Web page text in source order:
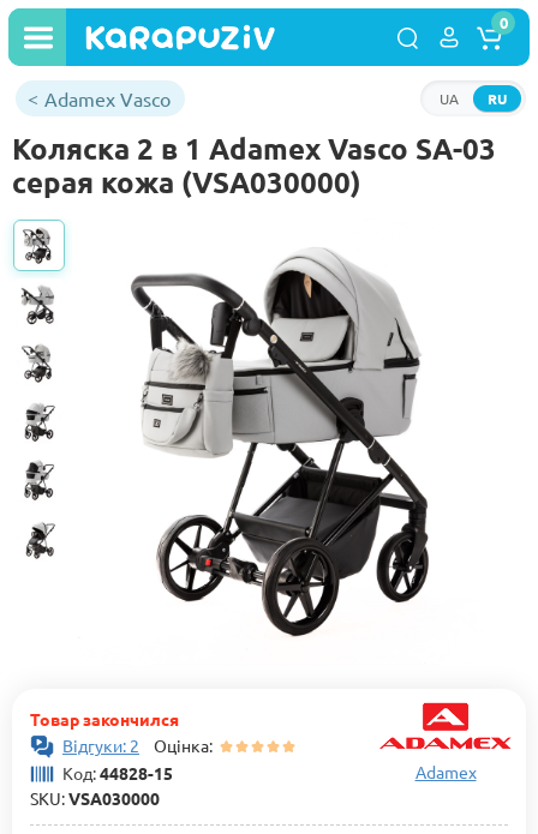
RU
UA
0
Adamex Vasco
Коляска 2 в 1 Adamex Vasco SA-03
серая кожа (VSA030000)
Товар закончился
Відгуки: 2 Оцінка:
Код:44828-15
SKU:VSA030000
Adamex